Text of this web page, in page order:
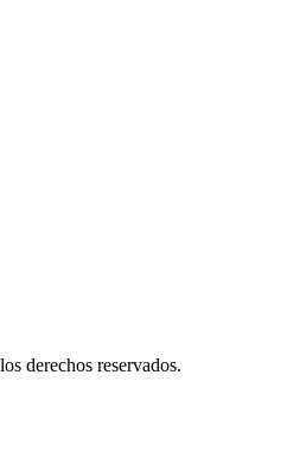
derechos reservados.